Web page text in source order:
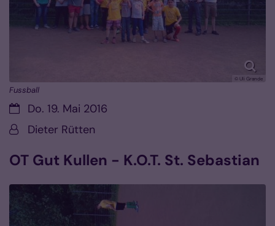
© Uli Grande
Fussball
Datum:Do. 19. Mai 2016
Von:Dieter Rütten
OT Gut Kullen - K.O.T. St. Sebastian